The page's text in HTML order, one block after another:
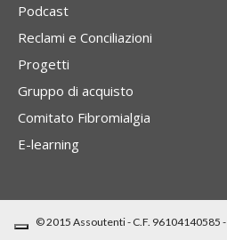
Podcast
Reclami e Conciliazioni
Progetti
Gruppo di acquisto
Comitato Fibromialgia
E-learning
© 2015 Assoutenti - C.F. 96104140585 -